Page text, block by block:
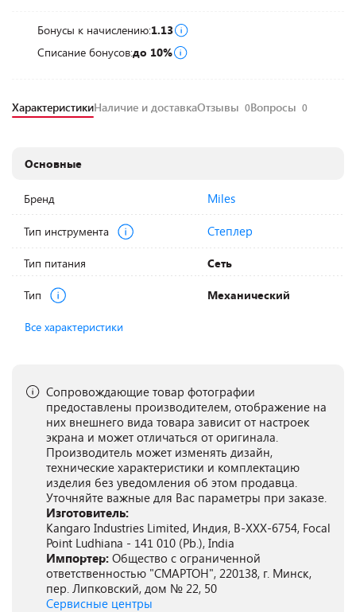
Бонусы к начислению:1.13
Списание бонусов:до 10%
ХарактеристикиНаличие и доставкаОтзывы 0Вопросы 0
Основные
Бренд Miles
Тип инструмента Степлер
Тип питания Сеть
Тип Механический
Все характеристики
Сопровождающие товар фотографии
предоставлены производителем, отображение на
них внешнего вида товара зависит от настроек
экрана и может отличаться от оригинала.
Производитель может изменять дизайн,
технические характеристики и комплектацию
изделия без уведомления об этом продавца.
Уточняйте важные для Вас параметры при заказе.
Изготовитель:
Kangaro Industries Limited, Индия, B-XXX-6754, Focal
Point Ludhiana - 141 010 (Pb.), India
Импортер: Общество с ограниченной
ответственностью "СМАРТОН", 220138, г. Минск,
пер. Липковский, дом № 22, 50
Сервисные центры